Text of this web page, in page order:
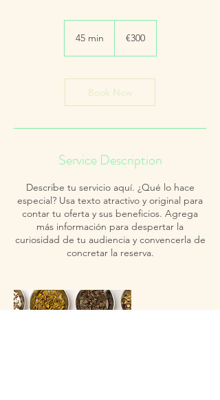
45 min
i
n
€300
Book Now
Service Description
Describe tu servicio aquí. ¿Qué lo hace
especial? Usa texto atractivo y original para
contar tu oferta y sus beneficios. Agrega
más información para despertar la
curiosidad de tu audiencia y convencerla de
concretar la reserva.